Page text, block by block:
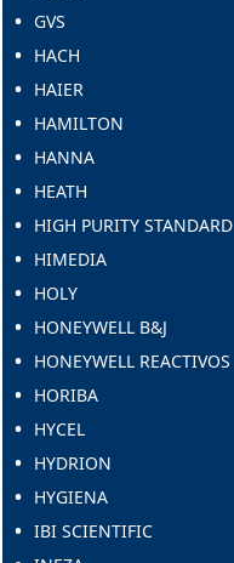
GVS
HACH
HAIER
HAMILTON
HANNA
HEATH
HIGH PURITY STANDARD
HIMEDIA
HOLY
HONEYWELL B&J
HONEYWELL REACTIVOS
HORIBA
HYCEL
HYDRION
HYGIENA
IBI SCIENTIFIC